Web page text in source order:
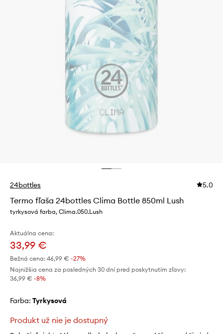
24bottles 5.0
Termo fľaša 24bottles Clima Bottle 850ml Lush
tyrkysová farba, Clima.050.Lush
Aktuálna cena:
33,99 €
Bežná cena: 46,99 € -27%
Najnižšia cena za posledných 30 dní pred poskytnutím zľavy:
36,99 € -8%
Farba: tyrkysová
Produkt už nie je dostupný